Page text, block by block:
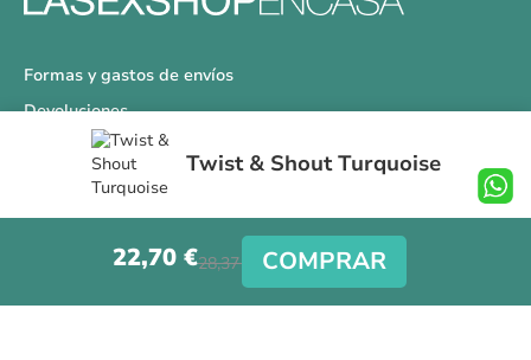
Twist & Shout Turquoise
22,70 €28,37 € COMPRAR
Formas y gastos de envíos
Devoluciones
Información Tallas
Protección a Compradores
Nuestra Tienda
Aviso Legal
Síguenos en nuestras redes sociales